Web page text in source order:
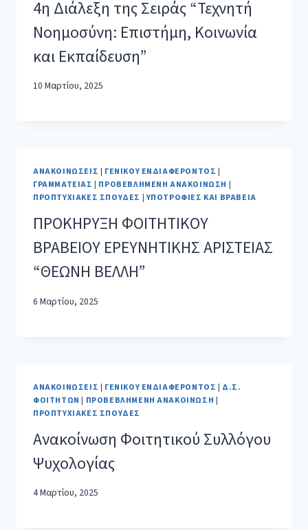
4η Διάλεξη της Σειράς “Τεχνητή
Νοημοσύνη: Επιστήμη, Κοινωνία
και Εκπαίδευση”
10 Μαρτίου, 2025
ΑΝΑΚΟΙΝΏΣΕΙΣ | ΓΕΝΙΚΟΎ ΕΝΔΙΑΦΈΡΟΝΤΟΣ |
ΓΡΑΜΜΑΤΕΊΑΣ | ΠΡΟΒΕΒΛΗΜΈΝΗ ΑΝΑΚΟΊΝΩΣΗ |
ΠΡΟΠΤΥΧΙΑΚΈΣ ΣΠΟΥΔΈΣ |ΥΠΟΤΡΟΦΊΕΣ ΚΑΙ ΒΡΑΒΕΊΑ
ΠΡΟΚΗΡΥΞΗ ΦΟΙΤΗΤΙΚΟΥ
ΒΡΑΒΕΙΟΥ ΕΡΕΥΝΗΤΙΚΗΣ ΑΡΙΣΤΕΙΑΣ
“ΘΕΩΝΗ ΒΕΛΛΗ”
6 Μαρτίου, 2025
ΑΝΑΚΟΙΝΏΣΕΙΣ | ΓΕΝΙΚΟΎ ΕΝΔΙΑΦΈΡΟΝΤΟΣ | Δ.Σ.
ΦΟΙΤΗΤΏΝ | ΠΡΟΒΕΒΛΗΜΈΝΗ ΑΝΑΚΟΊΝΩΣΗ |
ΠΡΟΠΤΥΧΙΑΚΈΣ ΣΠΟΥΔΈΣ
Ανακοίνωση Φοιτητικού Συλλόγου
Ψυχολογίας
4 Μαρτίου, 2025